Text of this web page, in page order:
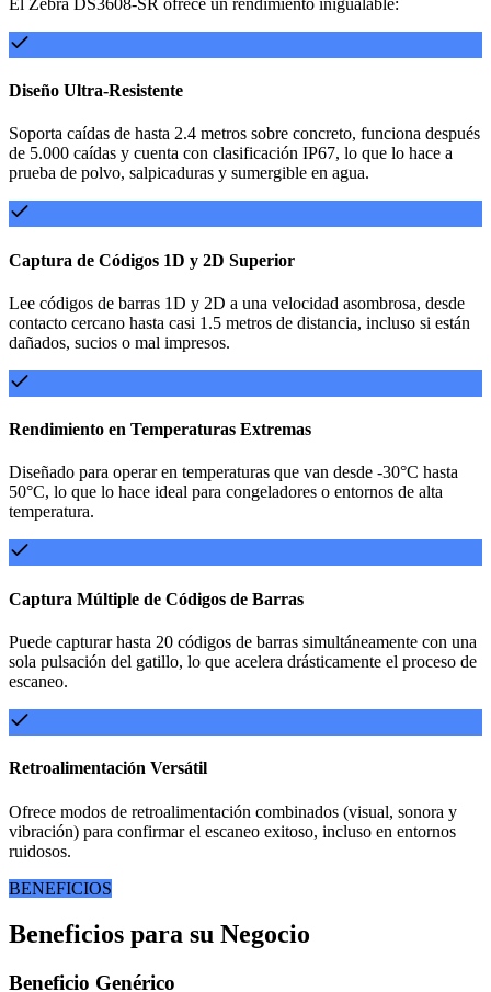
Diseño Ultra-Resistente
Soporta caídas de hasta 2.4 metros sobre concreto, funciona después
de 5.000 caídas y cuenta con clasificación IP67, lo que lo hace a
prueba de polvo, salpicaduras y sumergible en agua.
Captura de Códigos 1D y 2D Superior
Lee códigos de barras 1D y 2D a una velocidad asombrosa, desde
contacto cercano hasta casi 1.5 metros de distancia, incluso si están
dañados, sucios o mal impresos.
Rendimiento en Temperaturas Extremas
Diseñado para operar en temperaturas que van desde -30°C hasta
50°C, lo que lo hace ideal para congeladores o entornos de alta
temperatura.
Captura Múltiple de Códigos de Barras
Puede capturar hasta 20 códigos de barras simultáneamente con una
sola pulsación del gatillo, lo que acelera drásticamente el proceso de
escaneo.
Retroalimentación Versátil
Ofrece modos de retroalimentación combinados (visual, sonora y
vibración) para confirmar el escaneo exitoso, incluso en entornos
ruidosos.
BENEFICIOS
Beneficios para su Negocio
Beneficio Genérico